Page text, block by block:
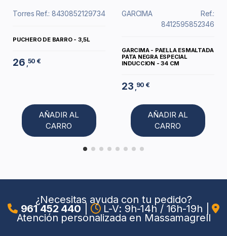
Torres Ref.: 8430852129734
PUCHERO DE BARRO - 3,5L
26 ,50 €
AÑADIR AL
CARRO
GARCIMA
Ref.:
8412595852346
GARCIMA - PAELLA ESMALTADA
PATA NEGRA ESPECIAL
INDUCCION - 34 CM
23 90 €
AÑADIR AL
CARRO
¿Necesitas ayuda con tu pedido?
961 452 440 L-V: 9h-14h / 16h-19h
Atención personalizada en Massamagrell